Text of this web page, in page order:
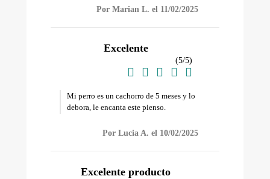
Por Marian L. el 11/02/2025
Excelente
(5/5)
    
Mi perro es un cachorro de 5 meses y lo
debora, le encanta este pienso.
Por Lucia A. el 10/02/2025
Excelente producto